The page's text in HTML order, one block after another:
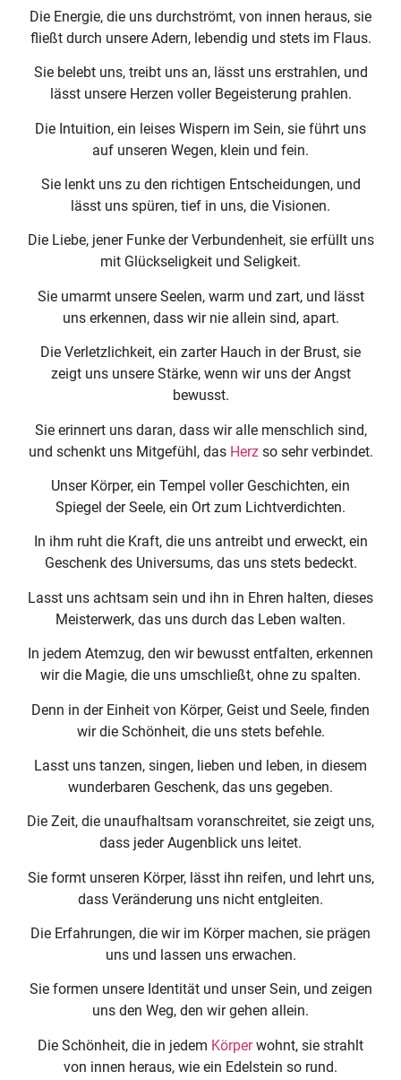
Die Energie, die uns durchströmt, von innen heraus, sie
fließt durch unsere Adern, lebendig und stets im Flaus.
Sie belebt uns, treibt uns an, lässt uns erstrahlen, und
lässt unsere Herzen voller Begeisterung prahlen.
Die Intuition, ein leises Wispern im Sein, sie führt uns
auf unseren Wegen, klein und fein.
Sie lenkt uns zu den richtigen Entscheidungen, und
lässt uns spüren, tief in uns, die Visionen.
Die Liebe, jener Funke der Verbundenheit, sie erfüllt uns
mit Glückseligkeit und Seligkeit.
Sie umarmt unsere Seelen, warm und zart, und lässt
uns erkennen, dass wir nie allein sind, apart.
Die Verletzlichkeit, ein zarter Hauch in der Brust, sie
zeigt uns unsere Stärke, wenn wir uns der Angst
bewusst.
Sie erinnert uns daran, dass wir alle menschlich sind,
und schenkt uns Mitgefühl, das Herzso sehr verbindet.
Unser Körper, ein Tempel voller Geschichten, ein
Spiegel der Seele, ein Ort zum Lichtverdichten.
In ihm ruht die Kraft, die uns antreibt und erweckt, ein
Geschenk des Universums, das uns stets bedeckt.
Lasst uns achtsam sein und ihn in Ehren halten, dieses
Meisterwerk, das uns durch das Leben walten.
In jedem Atemzug, den wir bewusst entfalten, erkennen
wir die Magie, die uns umschließt, ohne zu spalten.
Denn in der Einheit von Körper, Geist und Seele, finden
wir die Schönheit, die uns stets befehle.
Lasst uns tanzen, singen, lieben und leben, in diesem
wunderbaren Geschenk, das uns gegeben.
Die Zeit, die unaufhaltsam voranschreitet, sie zeigt uns,
dass jeder Augenblick uns leitet.
Sie formt unseren Körper, lässt ihn reifen, und lehrt uns,
dass Veränderung uns nicht entgleiten.
Die Erfahrungen, die wir im Körper machen, sie prägen
uns und lassen uns erwachen.
Sie formen unsere Identität und unser Sein, und zeigen
uns den Weg, den wir gehen allein.
Die Schönheit, die in jedem Körperwohnt, sie strahlt
von innen heraus, wie ein Edelstein so rund.